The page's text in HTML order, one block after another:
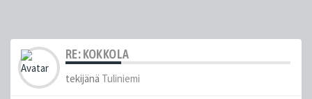
RE: KOKKOLA
tekijänä Tuliniemi